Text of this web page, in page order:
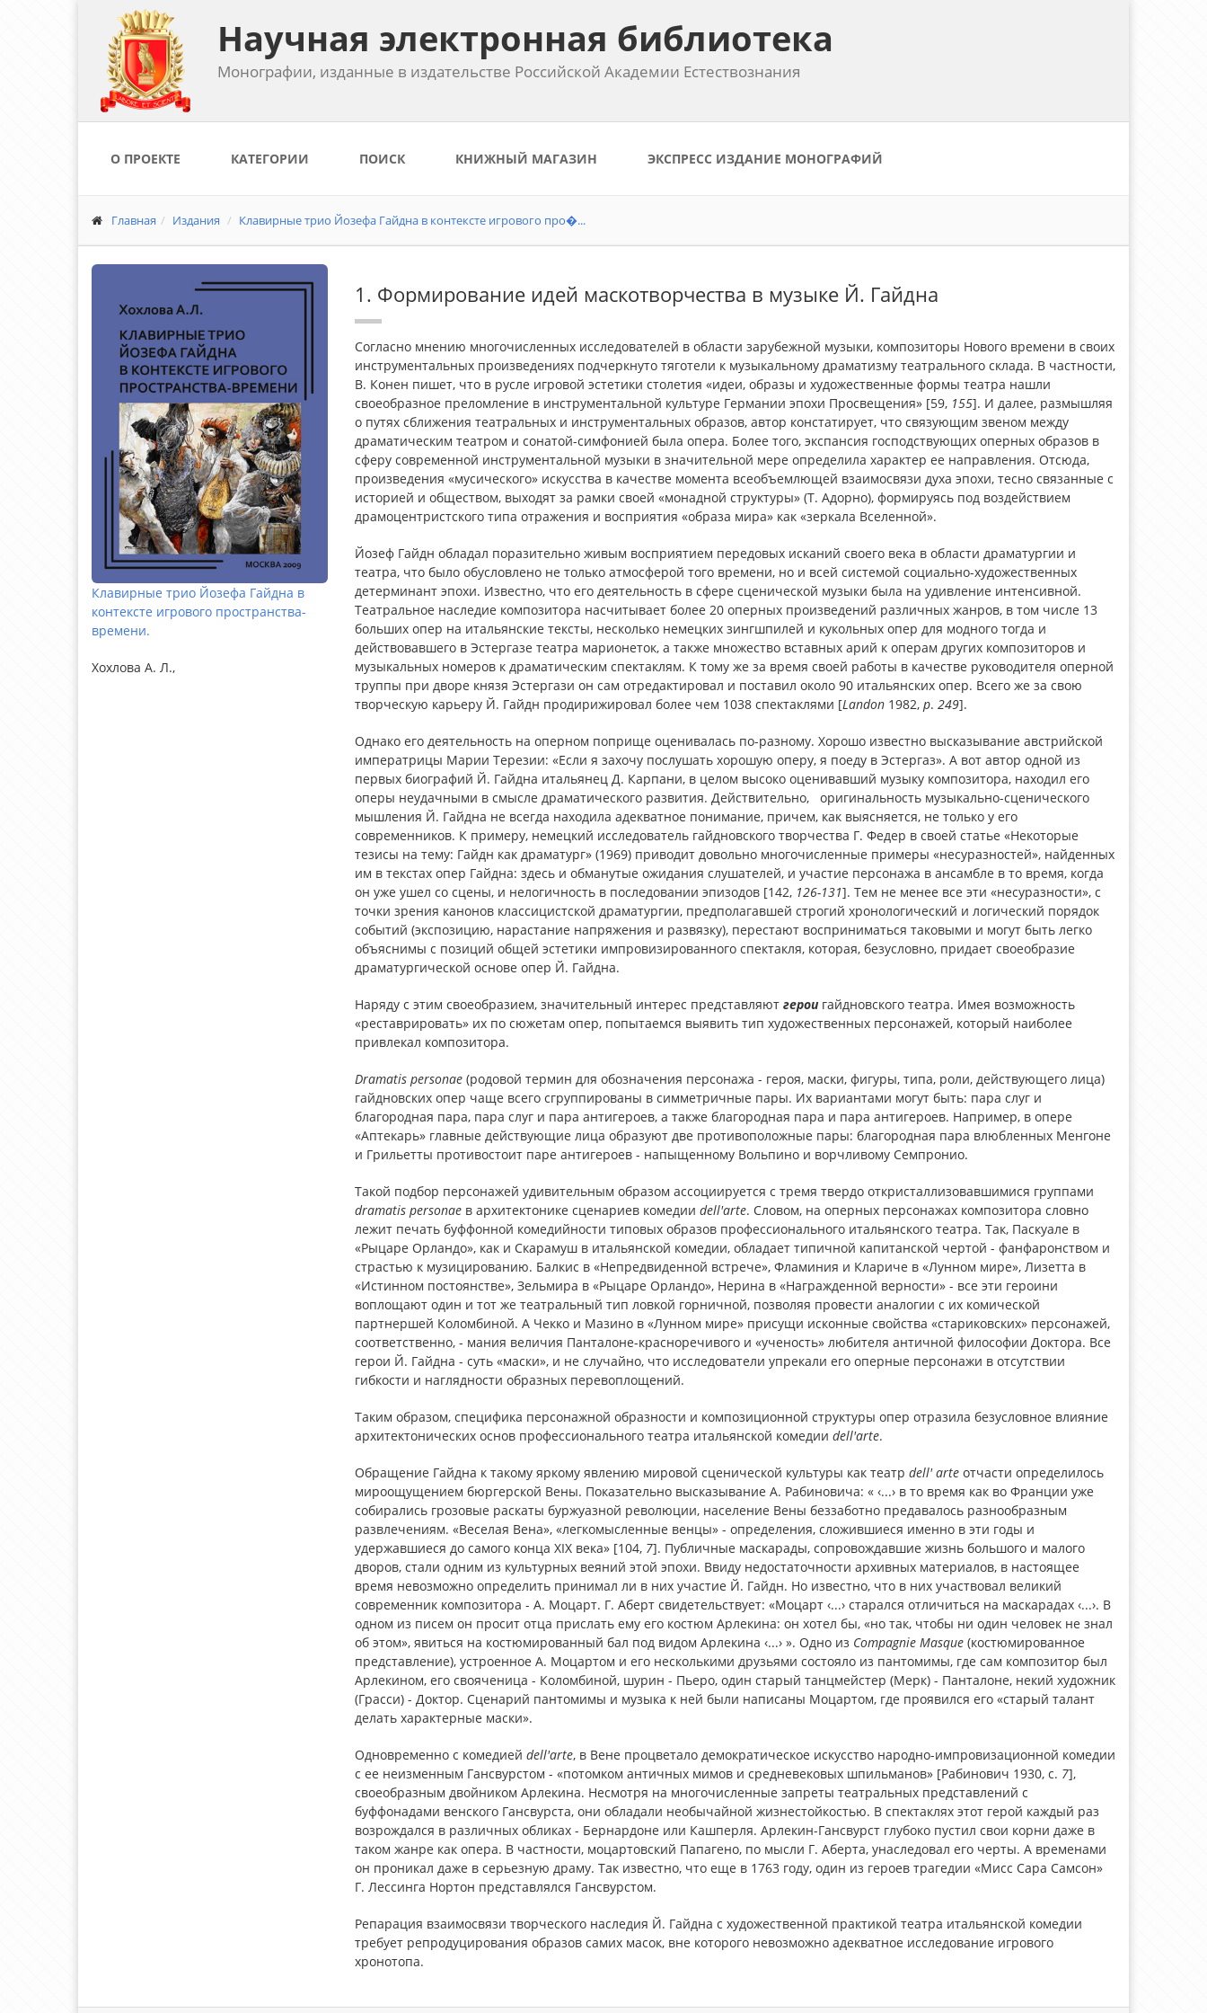
Научная электронная библиотека
Монографии, изданные в издательстве Российской Академии Естествознания
О ПРОЕКТЕ КАТЕГОРИИ ПОИСК КНИЖНЫЙ МАГАЗИН ЭКСПРЕСС ИЗДАНИЕ МОНОГРАФИЙ
Главная Издания Клавирные трио Йозефа Гайдна в контексте игрового про�...
Клавирные трио Йозефа Гайдна в
контексте игрового пространства-
времени.
Хохлова А. Л.,
1. Формирование идей маскотворчества в музыке Й. Гайдна
Согласно мнению многочисленных исследователей в области зарубежной музыки, композиторы Нового времени в своих
инструментальных произведениях подчеркнуто тяготели к музыкальному драматизму театрального склада. В частности,
В. Конен пишет, что в русле игровой эстетики столетия «идеи, образы и художественные формы театра нашли
своеобразное преломление в инструментальной культуре Германии эпохи Просвещения» [59, 155]. И далее, размышляя
о путях сближения театральных и инструментальных образов, автор констатирует, что связующим звеном между
драматическим театром и сонатой-симфонией была опера. Более того, экспансия господствующих оперных образов в
сферу современной инструментальной музыки в значительной мере определила характер ее направления. Отсюда,
произведения «мусического» искусства в качестве момента всеобъемлющей взаимосвязи духа эпохи, тесно связанные с
историей и обществом, выходят за рамки своей «монадной структуры» (Т. Адорно), формируясь под воздействием
драмоцентристского типа отражения и восприятия «образа мира» как «зеркала Вселенной».
Йозеф Гайдн обладал поразительно живым восприятием передовых исканий своего века в области драматургии и
театра, что было обусловлено не только атмосферой того времени, но и всей системой социально-художественных
детерминант эпохи. Известно, что его деятельность в сфере сценической музыки была на удивление интенсивной.
Театральное наследие композитора насчитывает более 20 оперных произведений различных жанров, в том числе 13
больших опер на итальянские тексты, несколько немецких зингшпилей и кукольных опер для модного тогда и
действовавшего в Эстергазе театра марионеток, а также множество вставных арий к операм других композиторов и
музыкальных номеров к драматическим спектаклям. К тому же за время своей работы в качестве руководителя оперной
труппы при дворе князя Эстергази он сам отредактировал и поставил около 90 итальянских опер. Всего же за свою
творческую карьеру Й. Гайдн продирижировал более чем 1038 спектаклями [Landon1982, p. 249].
Однако его деятельность на оперном поприще оценивалась по-разному. Хорошо известно высказывание австрийской
императрицы Марии Терезии: «Если я захочу послушать хорошую оперу, я поеду в Эстергаз». А вот автор одной из
первых биографий Й. Гайдна итальянец Д. Карпани, в целом высоко оценивавший музыку композитора, находил его
оперы неудачными в смысле драматического развития. Действительно, оригинальность музыкально-сценического
мышления Й. Гайдна не всегда находила адекватное понимание, причем, как выясняется, не только у его
современников. К примеру, немецкий исследователь гайдновского творчества Г. Федер в своей статье «Некоторые
тезисы на тему: Гайдн как драматург» (1969) приводит довольно многочисленные примеры «несуразностей», найденных
им в текстах опер Гайдна: здесь и обманутые ожидания слушателей, и участие персонажа в ансамбле в то время, когда
он уже ушел со сцены, и нелогичность в последовании эпизодов [142, 126-131]. Тем не менее все эти «несуразности», с
точки зрения канонов классицистской драматургии, предполагавшей строгий хронологический и логический порядок
событий (экспозицию, нарастание напряжения и развязку), перестают восприниматься таковыми и могут быть легко
объяснимы с позиций общей эстетики импровизированного спектакля, которая, безусловно, придает своеобразие
драматургической основе опер Й. Гайдна.
Наряду с этим своеобразием, значительный интерес представляют героигайдновского театра. Имея возможность
«реставрировать» их по сюжетам опер, попытаемся выявить тип художественных персонажей, который наиболее
привлекал композитора.
Dramatis personae(родовой термин для обозначения персонажа - героя, маски, фигуры, типа, роли, действующего лица)
гайдновских опер чаще всего сгруппированы в симметричные пары. Их вариантами могут быть: пара слуг и
благородная пара, пара слуг и пара антигероев, а также благородная пара и пара антигероев. Например, в опере
«Аптекарь» главные действующие лица образуют две противоположные пары: благородная пара влюбленных Менгоне
и Грильетты противостоит паре антигероев - напыщенному Вольпино и ворчливому Семпронио.
Такой подбор персонажей удивительным образом ассоциируется с тремя твердо откристаллизовавшимися группами
dramatis personaeв архитектонике сценариев комедии dell'arte. Словом, на оперных персонажах композитора словно
лежит печать буффонной комедийности типовых образов профессионального итальянского театра. Так, Паскуале в
«Рыцаре Орландо», как и Скарамуш в итальянской комедии, обладает типичной капитанской чертой - фанфаронством и
страстью к музицированию. Балкис в «Непредвиденной встрече», Фламиния и Клариче в «Лунном мире», Лизетта в
«Истинном постоянстве», Зельмира в «Рыцаре Орландо», Нерина в «Награжденной верности» - все эти героини
воплощают один и тот же театральный тип ловкой горничной, позволяя провести аналогии с их комической
партнершей Коломбиной. А Чекко и Мазино в «Лунном мире» присущи исконные свойства «стариковских» персонажей,
соответственно, - мания величия Панталоне-красноречивого и «ученость» любителя античной философии Доктора. Все
герои Й. Гайдна - суть «маски», и не случайно, что исследователи упрекали его оперные персонажи в отсутствии
гибкости и наглядности образных перевоплощений.
Таким образом, специфика персонажной образности и композиционной структуры опер отразила безусловное влияние
архитектонических основ профессионального театра итальянской комедии dell'arte.
Обращение Гайдна к такому яркому явлению мировой сценической культуры как театр dell'arteотчасти определилось
мироощущением бюргерской Вены. Показательно высказывание А. Рабиновича: « ‹...› в то время как во Франции уже
собирались грозовые раскаты буржуазной революции, население Вены беззаботно предавалось разнообразным
развлечениям. «Веселая Вена», «легкомысленные венцы» - определения, сложившиеся именно в эти годы и
удержавшиеся до самого конца XΙX века» [104, 7]. Публичные маскарады, сопровождавшие жизнь большого и малого
дворов, стали одним из культурных веяний этой эпохи. Ввиду недостаточности архивных материалов, в настоящее
время невозможно определить принимал ли в них участие Й. Гайдн. Но известно, что в них участвовал великий
современник композитора - А. Моцарт. Г. Аберт свидетельствует: «Моцарт ‹...› старался отличиться на маскарадах ‹...›. В
одном из писем он просит отца прислать ему его костюм Арлекина: он хотел бы, «но так, чтобы ни один человек не знал
об этом», явиться на костюмированный бал под видом Арлекина ‹...› ». Одно из Compagnie Masque(костюмированное
представление), устроенное А. Моцартом и его несколькими друзьями состояло из пантомимы, где сам композитор был
Арлекином, его свояченица - Коломбиной, шурин - Пьеро, один старый танцмейстер (Мерк) - Панталоне, некий художник
(Грасси) - Доктор. Сценарий пантомимы и музыка к ней были написаны Моцартом, где проявился его «старый талант
делать характерные маски».
Одновременно с комедией dell'arte, в Вене процветало демократическое искусство народно-импровизационной комедии
с ее неизменным Гансвурстом - «потомком античных мимов и средневековых шпильманов» [Рабинович 1930, с. 7],
своеобразным двойником Арлекина. Несмотря на многочисленные запреты театральных представлений с
буффонадами венского Гансвурста, они обладали необычайной жизнестойкостью. В спектаклях этот герой каждый раз
возрождался в различных обликах - Бернардоне или Кашперля. Арлекин-Гансвурст глубоко пустил свои корни даже в
таком жанре как опера. В частности, моцартовский Папагено, по мысли Г. Аберта, унаследовал его черты. А временами
он проникал даже в серьезную драму. Так известно, что еще в 1763 году, один из героев трагедии «Мисс Сара Самсон»
Г. Лессинга Нортон представлялся Гансвурстом.
Репарация взаимосвязи творческого наследия Й. Гайдна с художественной практикой театра итальянской комедии
требует репродуцирования образов самих масок, вне которого невозможно адекватное исследование игрового
хронотопа.